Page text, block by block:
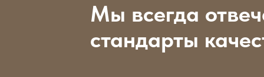
Мы всегда
стандарты